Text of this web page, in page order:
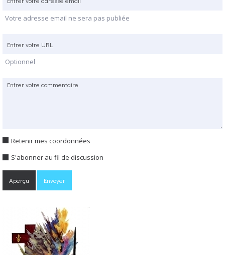
Votre adresse email ne sera pas publiée
Optionnel
Retenir mes coordonnées
S'abonner au fil de discussion